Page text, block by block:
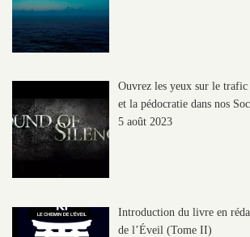
Ouvrez les yeux sur le trafic
et la pédocratie dans nos
5 août 2023
Introduction du livre en
de l’Éveil (Tome II)